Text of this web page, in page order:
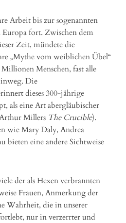
Arbeit bis zur sogenannten
fort. Zwischen dem
Zeit, mündete die
„Mythe vom weiblichen Übel“
Menschen, fast alle
Die
dieses 300-jährige
als eine Art abergläubischer
Millers The Crucible).
wie Mary Daly, Andrea
bieten eine andere Sichtweise
der als Hexen verbrannten
Frauen, Anmerkung der
Wahrheit, die in unserer
nur in verzerrter und